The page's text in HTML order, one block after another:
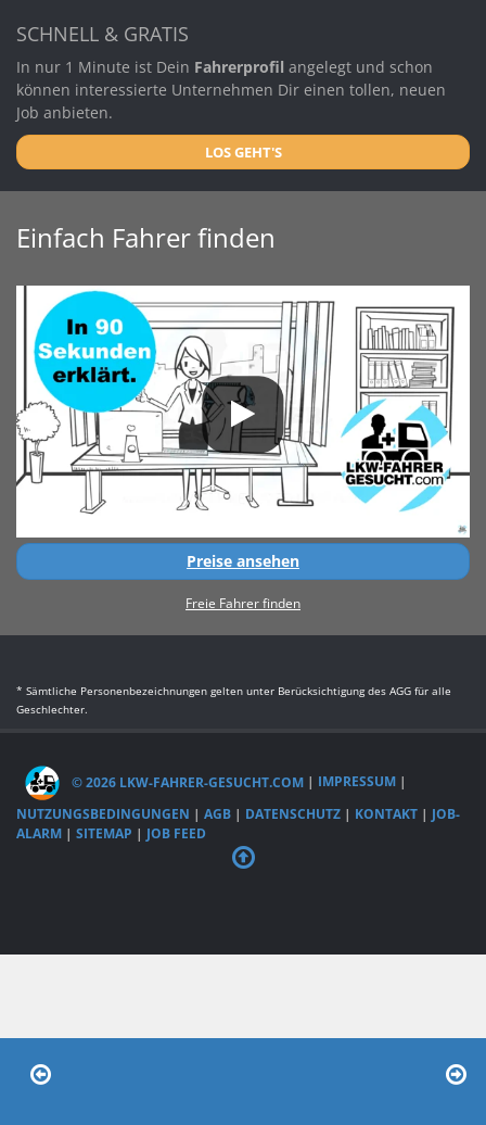
SCHNELL & GRATIS
In nur 1 Minute ist Dein Fahrerprofil angelegt und schon
können interessierte Unternehmen Dir einen tollen, neuen
Job anbieten.
LOS GEHT'S
Einfach Fahrer finden
Preise ansehen
Freie Fahrer finden
* Sämtliche Personenbezeichnungen gelten unter Berücksichtigung des AGG für alle
Geschlechter.
© 2026 LKW-FAHRER-GESUCHT.COM | IMPRESSUM |
NUTZUNGSBEDINGUNGEN | AGB | DATENSCHUTZ | KONTAKT | JOB-
ALARM | SITEMAP | JOB FEED